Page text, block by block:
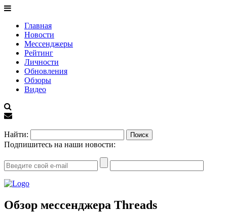
Главная
Новости
Мессенджеры
Рейтинг
Личности
Обновления
Обзоры
Видео
Найти:
Подпишитесь на наши новости:
Обзор мессенджера Threads